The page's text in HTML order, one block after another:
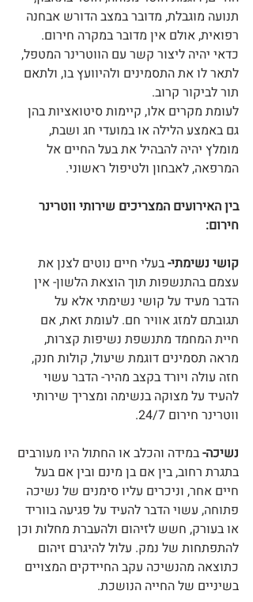
תנועה מוגבלת, מדובר במצב הדורש אבחנה
רפואית, אולם אין מדובר במקרה חירום.
כדאי יהיה ליצור קשר עם הווטרינר המטפל,
לתאר לו את התסמינים ולהיוועץ בו, ולתאם
תור לביקור קרוב.
לעומת מקרים אלו, קיימות סיטואציות בהן
גם באמצע הלילה או במועדי חג ושבת,
מומלץ יהיה להבהיל את בעל החיים אל
המרפאה, לאבחון ולטיפול ראשוני.
בין האירועים המצריכים שירותי ווטרינר
חירום:
קושי נשימתי- בעלי חיים נוטים לצנן את
עצמם בהתנשפות תוך הוצאת הלשון- אין
הדבר מעיד על קושי נשימתי אלא על
תגובתם למזג אוויר חם. לעומת זאת, אם
חיית המחמד מתנשפת נשיפות קצרות,
מראה תסמינים דוגמת שיעול, קולות חנק,
חזה עולה ויורד בקצב מהיר- הדבר עשוי
להעיד על מצוקה בנשימה ומצריך שירותי
ווטרינר חירום 24/7.
נשיכה- במידה והכלב או החתול היו מעורבים
בתגרת רחוב, בין אם בן מינם ובין אם בעל
חיים אחר, וניכרים עליו סימנים של נשיכה
פתוחה, עשוי הדבר להעיד על פגיעה בווריד
או בעורק, חשש לזיהום ולהעברת מחלות וכן
להתפתחות של נמק. עלול להיגרם זיהום
כתוצאה מהנשיכה עקב החיידקים המצויים
בשיניים של החייה הנושכת.